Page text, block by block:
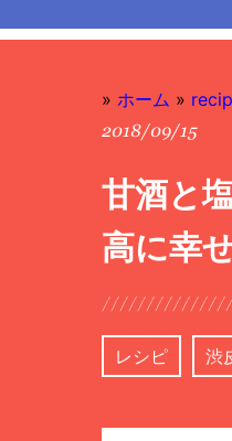
» ホーム »
2018/09/15
甘酒と
高に幸
レシピ 渋